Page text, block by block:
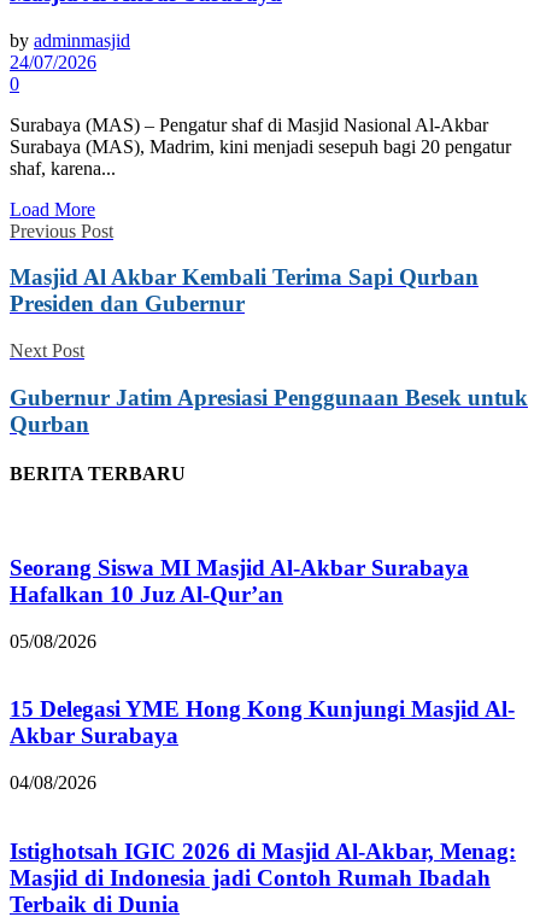
by adminmasjid
24/07/2026
0
Surabaya (MAS) – Pengatur shaf di Masjid Nasional Al-Akbar
Surabaya (MAS), Madrim, kini menjadi sesepuh bagi 20 pengatur
shaf, karena...
Load More
Previous Post
Masjid Al Akbar Kembali Terima Sapi Qurban
Presiden dan Gubernur
Next Post
Gubernur Jatim Apresiasi Penggunaan Besek untuk
Qurban
BERITA TERBARU
Seorang Siswa MI Masjid Al-Akbar Surabaya
Hafalkan 10 Juz Al-Qur’an
05/08/2026
15 Delegasi YME Hong Kong Kunjungi Masjid Al-
Akbar Surabaya
04/08/2026
Istighotsah IGIC 2026 di Masjid Al-Akbar, Menag:
Masjid di Indonesia jadi Contoh Rumah Ibadah
Terbaik di Dunia